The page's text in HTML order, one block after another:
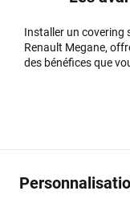
Installer un covering
Renault Megane,
des bénéfices que